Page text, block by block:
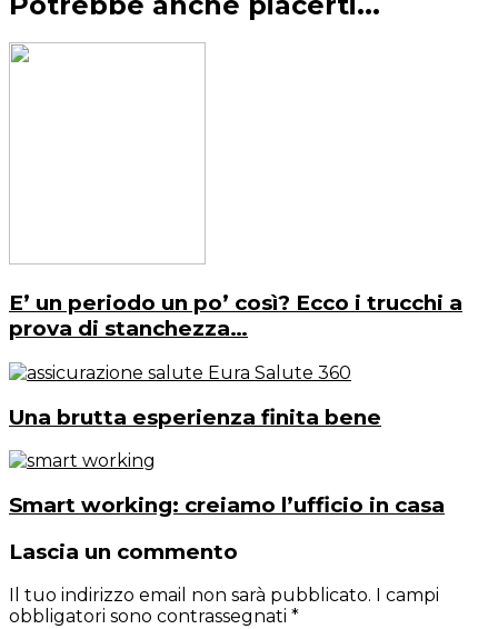
E’ un periodo un po’ così? Ecco i trucchi a
prova di stanchezza…
Una brutta esperienza finita bene
Smart working: creiamo l’ufficio in casa
Lascia un commento
Il tuo indirizzo email non sarà pubblicato.
I campi
obbligatori sono contrassegnati *